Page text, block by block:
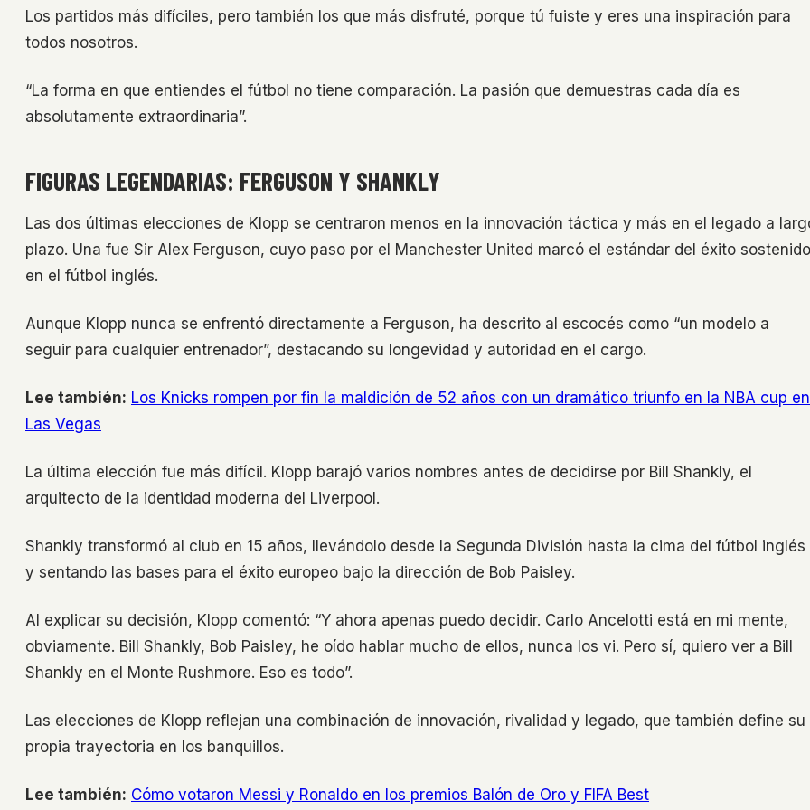
Los partidos más difíciles, pero también los que más disfruté, porque tú fuiste y eres una inspiración para
todos nosotros.
“La forma en que entiendes el fútbol no tiene comparación. La pasión que demuestras cada día es
absolutamente extraordinaria”.
FIGURAS LEGENDARIAS: FERGUSON Y SHANKLY
Las dos últimas elecciones de Klopp se centraron menos en la innovación táctica y más en el legado a
plazo. Una fue Sir Alex Ferguson, cuyo paso por el Manchester United marcó el estándar del éxito sostenido
en el fútbol inglés.
Aunque Klopp nunca se enfrentó directamente a Ferguson, ha descrito al escocés como “un modelo a
seguir para cualquier entrenador”, destacando su longevidad y autoridad en el cargo.
Lee también: Los Knicks rompen por fin la maldición de 52 años con un dramático triunfo en la NBA cup en
Las Vegas
La última elección fue más difícil. Klopp barajó varios nombres antes de decidirse por Bill Shankly, el
arquitecto de la identidad moderna del Liverpool.
Shankly transformó al club en 15 años, llevándolo desde la Segunda División hasta la cima del fútbol inglés
y sentando las bases para el éxito europeo bajo la dirección de Bob Paisley.
Al explicar su decisión, Klopp comentó: “Y ahora apenas puedo decidir. Carlo Ancelotti está en mi mente,
obviamente. Bill Shankly, Bob Paisley, he oído hablar mucho de ellos, nunca los vi. Pero sí, quiero ver a Bill
Shankly en el Monte Rushmore. Eso es todo”.
Las elecciones de Klopp reflejan una combinación de innovación, rivalidad y legado, que también define su
propia trayectoria en los banquillos.
Lee también: Cómo votaron Messi y Ronaldo en los premios Balón de Oro y FIFA Best